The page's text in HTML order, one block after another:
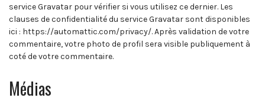
service Gravatar pour vérifier si vous utilisez ce dernier. Les
clauses de confidentialité du service Gravatar sont disponibles
ici : https://automattic.com/privacy/. Après validation de votre
commentaire, votre photo de profil sera visible publiquement à
coté de votre commentaire.
Médias